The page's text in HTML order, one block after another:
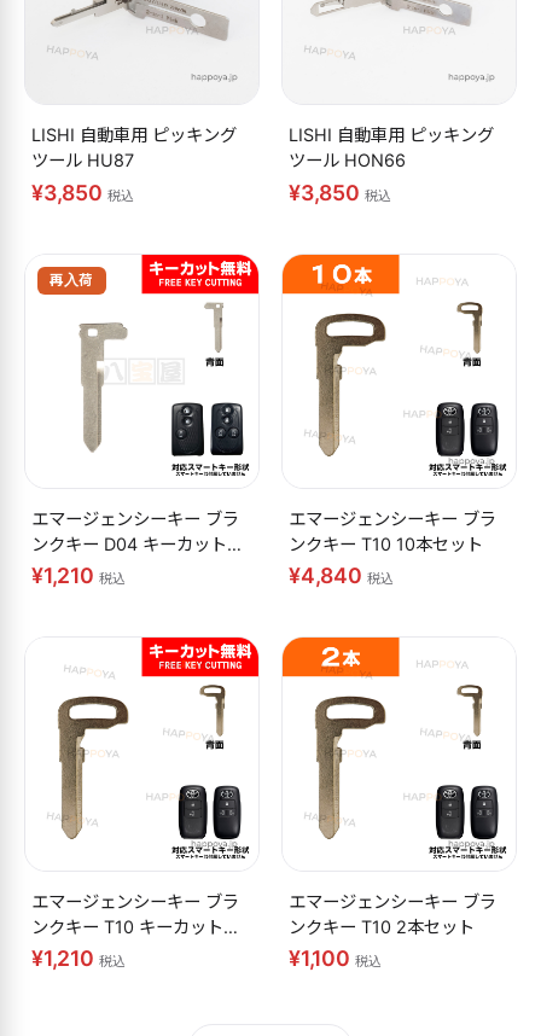
LISHI 自動車用 ピッキング
ツール HU87
¥3,850 税込
LISHI 自動車用 ピッキング
ツール HON66
¥3,850 税込
再入荷
エマージェンシーキー ブラ
ンクキー D04 キーカット無
料
¥1,210 税込
エマージェンシーキー ブラ
ンクキー T10 10本セット
¥4,840 税込
エマージェンシーキー ブラ
ンクキー T10 キーカット無
料
¥1,210 税込
エマージェンシーキー ブラ
ンクキー T10 2本セット
¥1,100 税込